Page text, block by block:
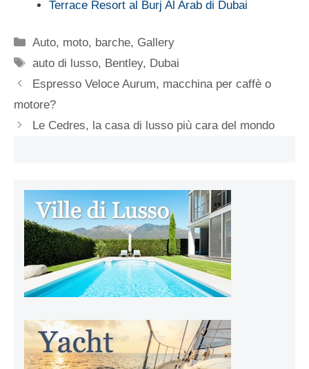
Terrace Resort al Burj Al Arab di Dubai
Categorie
Auto, moto, barche, Gallery
Tag
auto di lusso, Bentley, Dubai
Espresso Veloce Aurum, macchina per caffè o
motore?
Le Cedres, la casa di lusso più cara del mondo